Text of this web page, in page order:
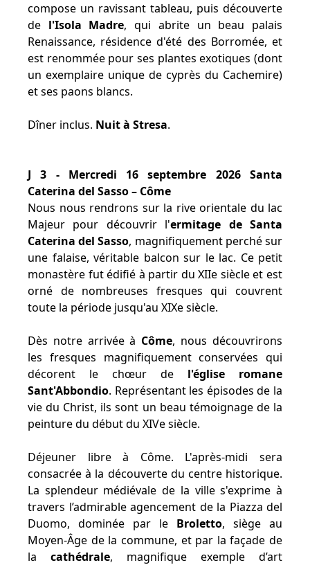
compose un ravissant tableau, puis découverte
de l'Isola Madre, qui abrite un beau palais
Renaissance, résidence d'été des Borromée, et
est renommée pour ses plantes exotiques (dont
un exemplaire unique de cyprès du Cachemire)
et ses paons blancs.
Dîner inclus. Nuit à Stresa.
J 3 - Mercredi 16 septembre 2026 Santa
Caterina del Sasso – Côme
Nous nous rendrons sur la rive orientale du lac
Majeur pour découvrir l'ermitage de Santa
Caterina del Sasso, magnifiquement perché sur
une falaise, véritable balcon sur le lac. Ce petit
monastère fut édifié à partir du XIIe siècle et est
orné de nombreuses fresques qui couvrent
toute la période jusqu'au XIXe siècle.
Dès notre arrivée à Côme, nous découvrirons
les fresques magnifiquement conservées qui
décorent le chœur de l'église romane
Sant'Abbondio. Représentant les épisodes de la
vie du Christ, ils sont un beau témoignage de la
peinture du début du XIVe siècle.
Déjeuner libre à Côme. L'après-midi sera
consacrée à la découverte du centre historique.
La splendeur médiévale de la ville s'exprime à
travers l’admirable agencement de la Piazza del
Duomo, dominée par le Broletto, siège au
Moyen-Âge de la commune, et par la façade de
la cathédrale, magnifique exemple d’art